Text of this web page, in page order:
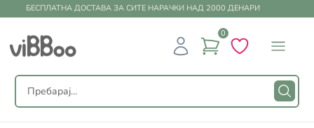
БЕСПЛАТНА ДОСТАВА ЗА СИТЕ НАРАЧКИ НАД 2000 ДЕНАРИ
0